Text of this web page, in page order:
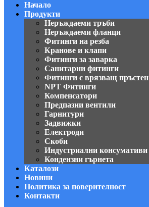
Начало
Продукти
Неръждаеми тръби
Неръждаеми фланци
Фитинги на резба
Кранове и клапи
Фитинги за заварка
Санитарни фитинги
Фитинги с врязващ пръстен
NPT Фитинги
Компенсатори
Предпазни вентили
Гарнитури
Задвижки
Електроди
Скоби
Индустриални консумативи
Кондензни гърнета
Каталози
Новини
Политика за поверителност
Контакти